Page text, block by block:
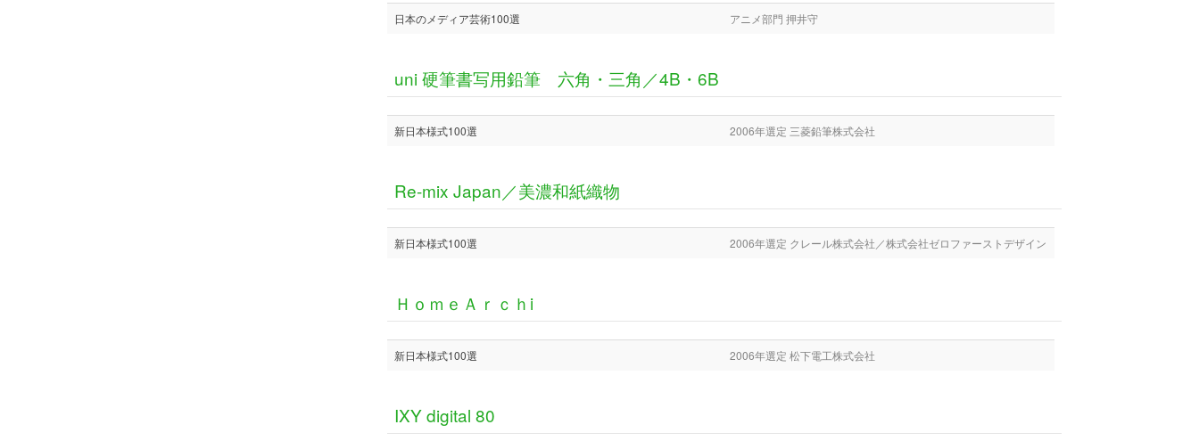
日本のメディア芸術100選 アニメ部門 押井守
uni 硬筆書写用鉛筆 六角・三角／4B・6B
新日本様式100選 2006年選定 三菱鉛筆株式会社
Re-mix Japan／美濃和紙織物
新日本様式100選 2006年選定 クレール株式会社／株式会社ゼロファーストデザイン
ＨｏｍｅＡｒｃｈi
新日本様式100選 2006年選定 松下電工株式会社
IXY digital 80